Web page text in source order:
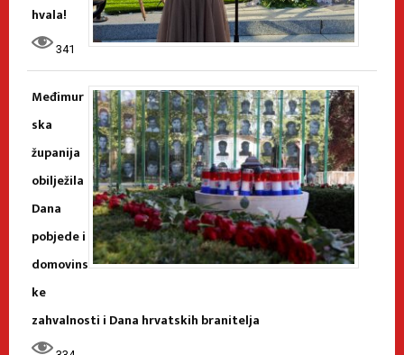
hvala!
341
Međimur
ska
županija
obilježila
Dana
pobjede i
domovins
ke
zahvalnosti i Dana hrvatskih branitelja